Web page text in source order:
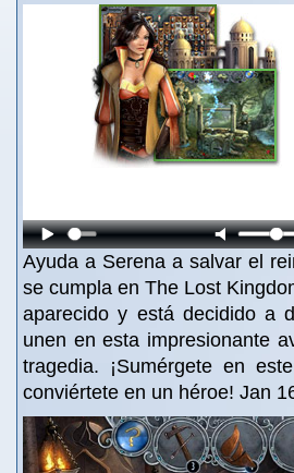
Ayuda a Serena a salvar el
se cumpla en The Lost
aparecido y está decidido a
unen en esta impresionante
tragedia. ¡Sumérgete en
conviértete en un héroe! Jan